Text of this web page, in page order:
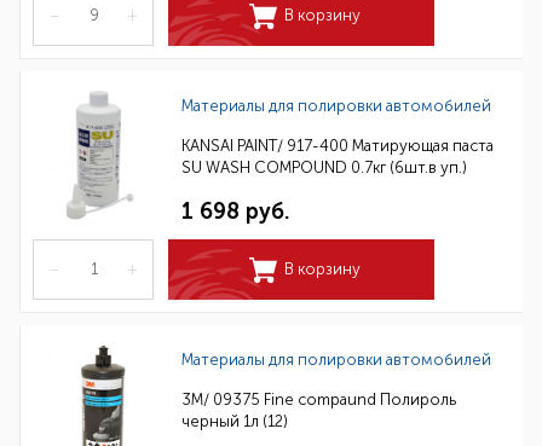
– + В корзину
Материалы для полировки автомобилей
KANSAI PAINT/ 917-400 Матирующая паста
SU WASH COMPOUND 0.7кг (6шт.в уп.)
1 698 руб.
– + В корзину
Материалы для полировки автомобилей
3M/ 09375 Fine compaund Полироль
черный 1л (12)